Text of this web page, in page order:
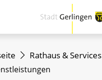
Rathaus & Services